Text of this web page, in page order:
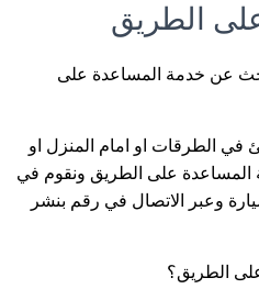
الطريق
عن خدمة المساعدة على
الطرقات او امام المنزل او
المساعدة على الطريق ونقوم في
وعبر الاتصال في رقم بنشر
الطريق؟